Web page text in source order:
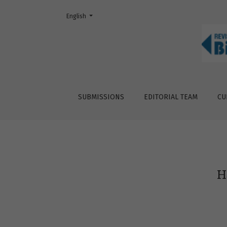
Hablemos de restauración: mares y costas
SUBMISSIONS EDITORIAL TEAM
Change the language. The current language is:
English